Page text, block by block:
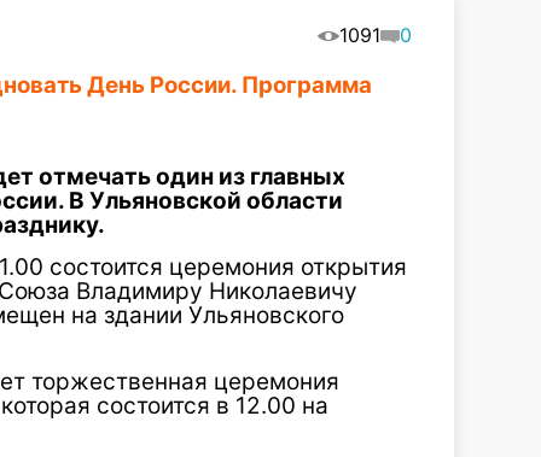
1091 0
День России. Программа
отмечать один из главных
В Ульяновской области
состоится церемония открытия
Владимиру Николаевичу
на здании Ульяновского
торжественная церемония
состоится в 12.00 на